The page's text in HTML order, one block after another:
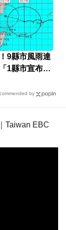
9縣市風雨達
1縣市宣布
by
Taiwan EBC